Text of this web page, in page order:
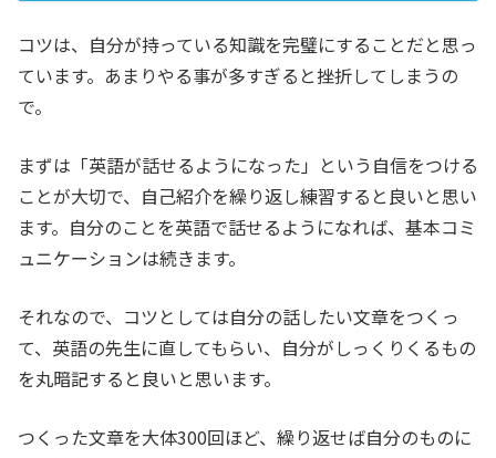
コツは、自分が持っている知識を完璧にすることだと思っ
ています。あまりやる事が多すぎると挫折してしまうの
で。
まずは「英語が話せるようになった」という自信をつける
ことが大切で、自己紹介を繰り返し練習すると良いと思い
ます。自分のことを英語で話せるようになれば、基本コミ
ュニケーションは続きます。
それなので、コツとしては自分の話したい文章をつくっ
て、英語の先生に直してもらい、自分がしっくりくるもの
を丸暗記すると良いと思います。
つくった文章を大体300回ほど、繰り返せば自分のものに